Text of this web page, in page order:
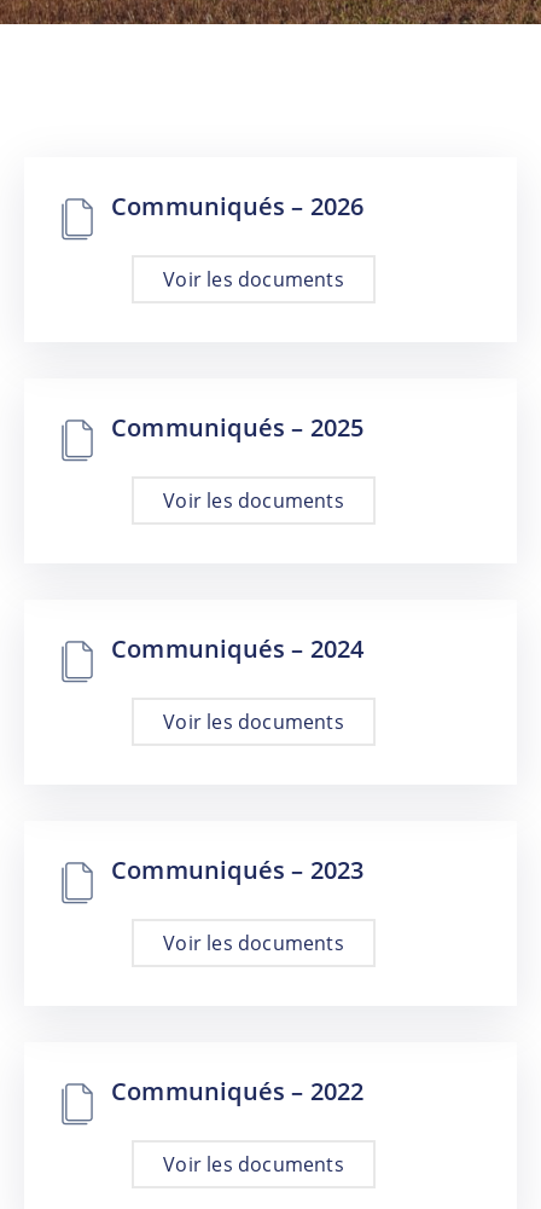
OFFRES
Communiqués – 2026
Voir les documents
Communiqués – 2025
Voir les documents
Communiqués – 2024
Voir les documents
Communiqués – 2023
Voir les documents
Communiqués – 2022
Voir les documents